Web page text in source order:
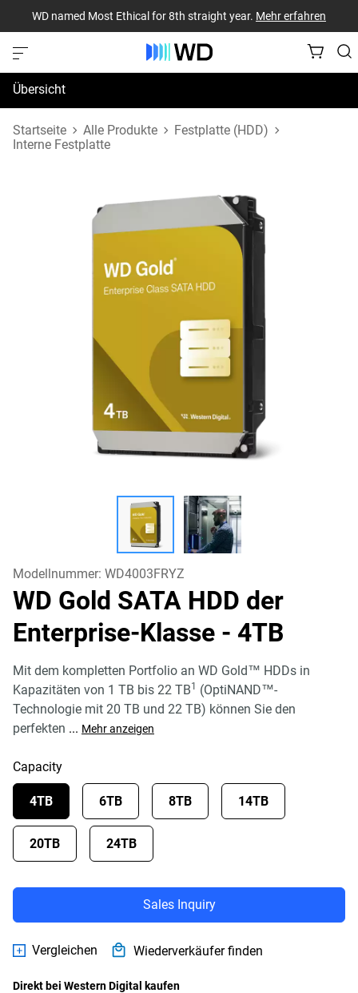
WD named Most Ethical for 8th straight year. Mehr erfahren
Übersicht
Technische Daten
Startseite Alle Produkte
Festplatte (HDD)
Interne Festplatte
Modellnummer: WD4003FRYZ
WD Gold SATA HDD der
Enterprise-Klasse - 4TB
Mit dem kompletten Portfolio an WD Gold™ HDDs in
Kapazitäten von 1 TB bis 22 TB1
(OptiNAND™-
Technologie mit 20 TB und 22 TB) können Sie den
perfekten ... Mehr anzeigen
Capacity
4TB 6TB 8TB 14TB
20TB 24TB
Sales Inquiry
Vergleichen Wiederverkäufer finden
Direkt bei Western Digital kaufen